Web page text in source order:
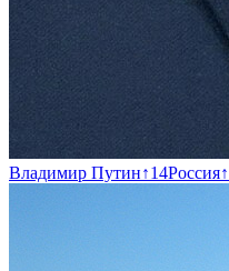
Владимир Путин↑14Россия↑